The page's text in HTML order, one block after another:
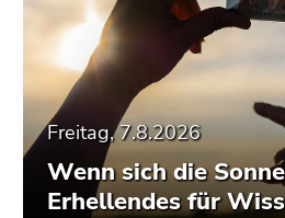
Freitag, 7.8.2026
Wenn sich die
Erhellendes für